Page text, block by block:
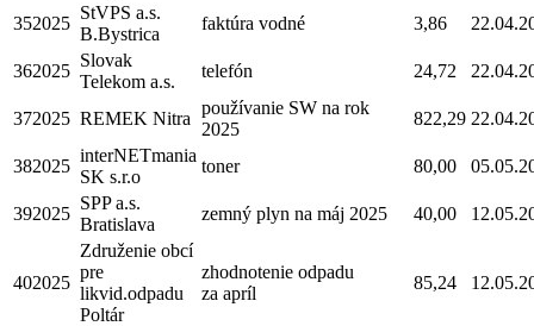
352025
StVPS a.s.
B.Bystrica
faktúra vodné 3,86
362025
Slovak
Telekom a.s.
telefón 24,72
372025 REMEK Nitra
používanie SW na rok
2025
822,29
382025
interNETmania
SK s.r.o
toner 80,00
392025
SPP a.s.
Bratislava
zemný plyn na máj 2025 40,00
402025
Združenie obcí
pre
likvid.odpadu
Poltár
zhodnotenie odpadu
za apríl
85,24